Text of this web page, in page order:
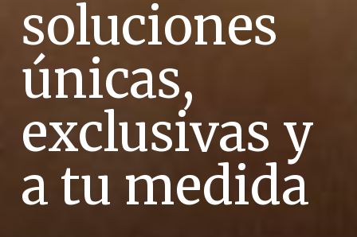
soluciones
únicas,
exclusivas y
a tu medida